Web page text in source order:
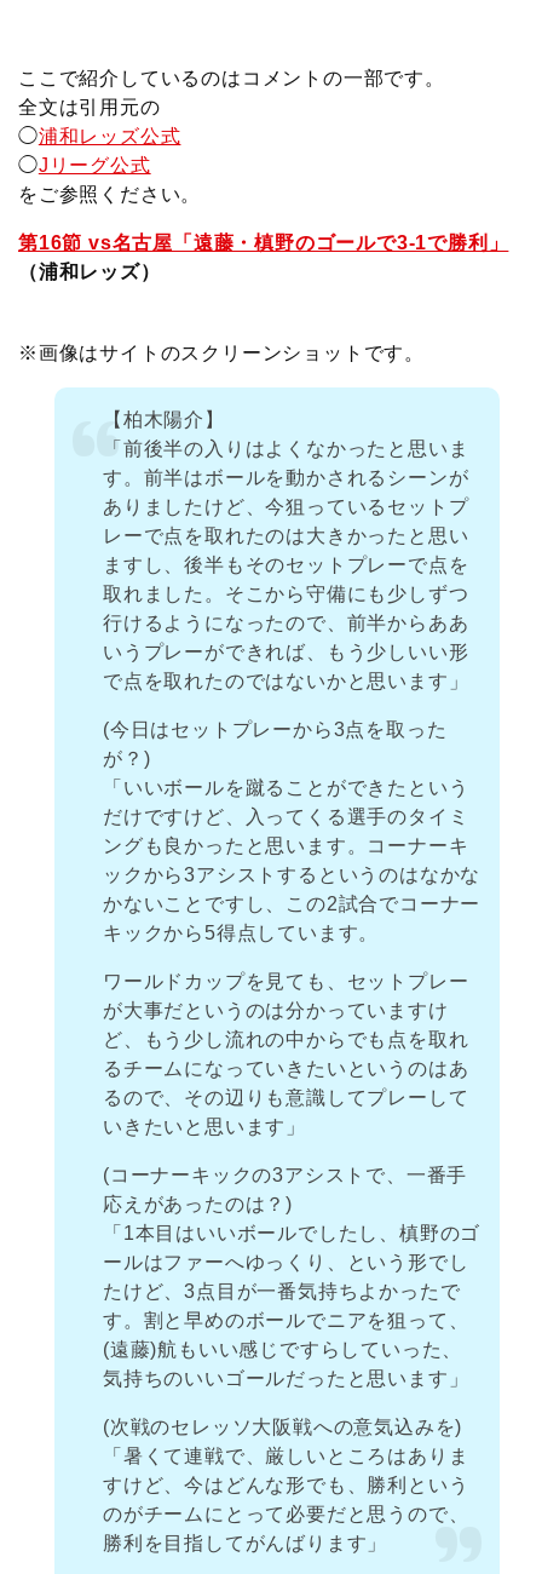
o
k
ここで紹介しているのはコメントの一部です。
全文は引用元の
◯浦和レッズ公式
◯Jリーグ公式
をご参照ください。
第16節 vs名古屋「遠藤・槙野のゴールで3-1で勝利」
（浦和レッズ）
※画像はサイトのスクリーンショットです。
【柏木陽介】
「前後半の入りはよくなかったと思いま
す。前半はボールを動かされるシーンが
ありましたけど、今狙っているセットプ
レーで点を取れたのは大きかったと思い
ますし、後半もそのセットプレーで点を
取れました。そこから守備にも少しずつ
行けるようになったので、前半からああ
いうプレーができれば、もう少しいい形
で点を取れたのではないかと思います」
(今日はセットプレーから3点を取った
が？)
「いいボールを蹴ることができたという
だけですけど、入ってくる選手のタイミ
ングも良かったと思います。コーナーキ
ックから3アシストするというのはなかな
かないことですし、この2試合でコーナー
キックから5得点しています。
ワールドカップを見ても、セットプレー
が大事だというのは分かっていますけ
ど、もう少し流れの中からでも点を取れ
るチームになっていきたいというのはあ
るので、その辺りも意識してプレーして
いきたいと思います」
(コーナーキックの3アシストで、一番手
応えがあったのは？)
「1本目はいいボールでしたし、槙野のゴ
ールはファーへゆっくり、という形でし
たけど、3点目が一番気持ちよかったで
す。割と早めのボールでニアを狙って、
(遠藤)航もいい感じですらしていった、
気持ちのいいゴールだったと思います」
(次戦のセレッソ大阪戦への意気込みを)
「暑くて連戦で、厳しいところはありま
すけど、今はどんな形でも、勝利という
のがチームにとって必要だと思うので、
勝利を目指してがんばります」